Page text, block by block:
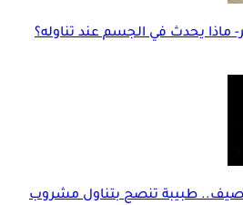
ماذا يحدث في الجسم عند تناوله؟
طبيبة تنصح بتناول مشروب